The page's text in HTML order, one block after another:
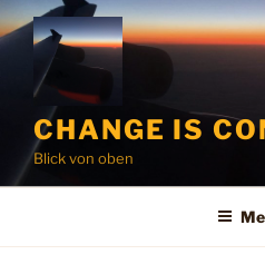
Skip
to
content
CHANGE IS
Blick von oben